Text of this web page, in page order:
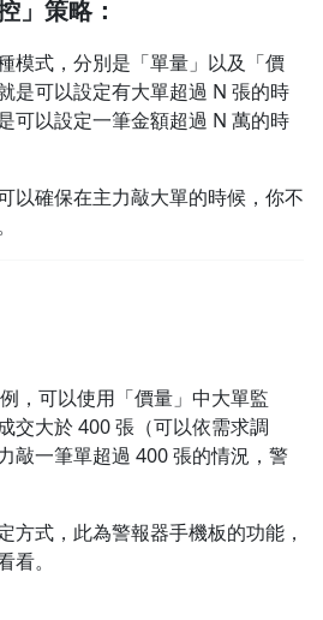
」策略：
模式，分別是「單量」以及「價
是可以設定有大單超過 N 張的時
可以設定一筆金額超過 N 萬的時
以確保在主力敲大單的時候，你不
，可以使用「價量」中大單監
交大於 400 張（可以依需求調
敲一筆單超過 400 張的情況，警
方式，此為警報器手機板的功能，
。